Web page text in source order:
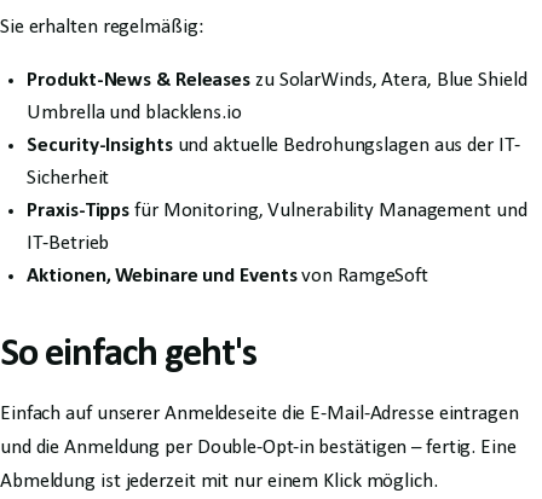
Sie erhalten regelmäßig:
Produkt-News & Releases zu SolarWinds, Atera, Blue Shield
Umbrella und blacklens.io
Security-Insightsund aktuelle Bedrohungslagen aus der IT-
Sicherheit
Praxis-Tipps für Monitoring, Vulnerability Management und
IT-Betrieb
Aktionen, Webinare und Eventsvon RamgeSoft
So einfach geht's
Einfach auf unserer Anmeldeseite die E-Mail-Adresse eintragen
und die Anmeldung per Double-Opt-in bestätigen – fertig. Eine
Abmeldung ist jederzeit mit nur einem Klick möglich.